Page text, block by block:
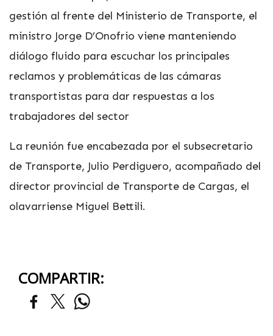
gestión al frente del Ministerio de Transporte, el
ministro Jorge D’Onofrio viene manteniendo
diálogo fluido para escuchar los principales
reclamos y problemáticas de las cámaras
transportistas para dar respuestas a los
trabajadores del sector
La reunión fue encabezada por el subsecretario
de Transporte, Julio Perdiguero, acompañado del
director provincial de Transporte de Cargas, el
olavarriense Miguel Bettili.
COMPARTIR: